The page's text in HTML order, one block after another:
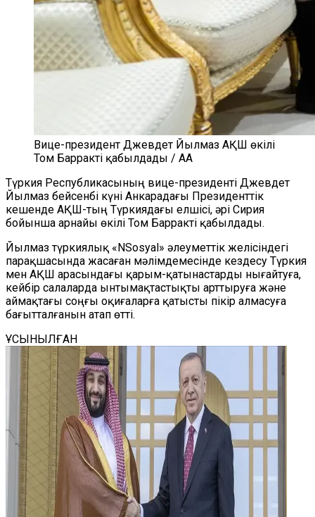
Вице-президент Джевдет Йылмаз АҚШ өкілі
Том Барракті қабылдады / AA
Түркия Республикасының вице-президенті Джевдет
Йылмаз бейсенбі күні Анкарадағы Президенттік
кешенде АҚШ-тың Түркиядағы елшісі, әрі Сирия
бойынша арнайы өкілі Том Барракті қабылдады.
Йылмаз түркиялық «NSosyal» әлеуметтік желісіндегі
парақшасында жасаған мәлімдемесінде кездесу Түркия
мен АҚШ арасындағы қарым-қатынастарды нығайтуға,
кейбір салаларда ынтымақтастықты арттыруға және
аймақтағы соңғы оқиғаларға қатысты пікір алмасуға
бағытталғанын атап өтті.
ҰСЫНЫЛҒАН